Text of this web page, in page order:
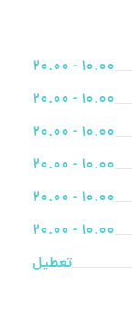
10.00 - 20.00
10.00 - 20.00
10.00 - 20.00
10.00 - 20.00
10.00 - 20.00
10.00 - 20.00
تعطیل